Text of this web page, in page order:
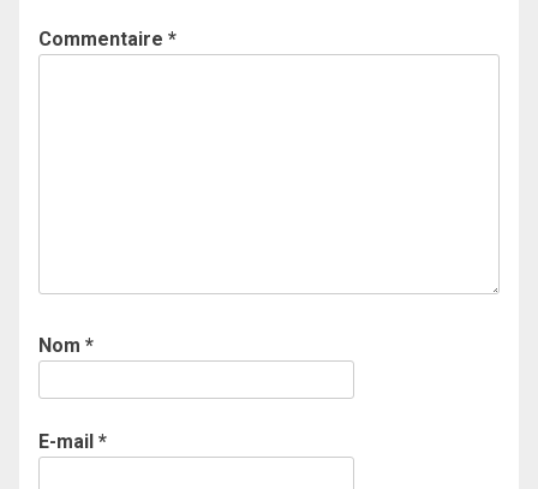
Commentaire *
Nom *
E-mail *